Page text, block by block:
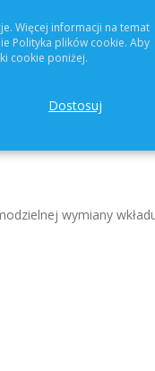
wymiany
Więcej informacji na temat
Polityka plików cookie. Aby
cookie poniżej.
Dostosuj